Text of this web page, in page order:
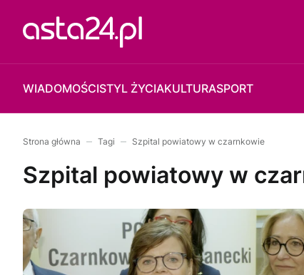
WIADOMOŚCISTYL ŻYCIAKULTURASPORT
Strona główna Tagi Szpital powiatowy w czarnkowie
Szpital powiatowy w